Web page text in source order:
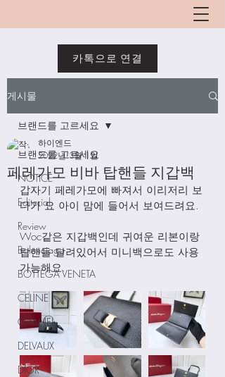
카톡으로 연결
게시물
브랜드를 고르세요
NOTICE
Editorial
Review
Balenciaga
BOTTEGA VENETA
CELINE
CHANEL
DELVAUX
DIOR
브랜드를 고르세요
페레가모 비바 탑핸들 지갑백
하이엔드
2022년 3월 1일
갑자기 페레가모에 빠져서 이리저리 보
다가 요 아이 맘에 들어서 보여드려요.
Woc같은 지갑백인데 귀여운 리본이랑
탑핸들 달려있어서 미니백으로도 사용
가능해요.